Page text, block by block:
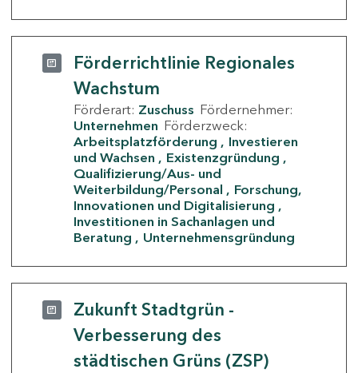
Förderrichtlinie Regionales
Wachstum
Förderart: Zuschuss Fördernehmer:
Unternehmen Förderzweck:
Arbeitsplatzförderung
Investieren
und Wachsen
Existenzgründung
Qualifizierung/Aus- und
Weiterbildung/Personal
Forschung,
Innovationen und Digitalisierung
Investitionen in Sachanlagen und
Beratung
Unternehmensgründung
Zukunft Stadtgrün -
Verbesserung des
städtischen Grüns (ZSP)